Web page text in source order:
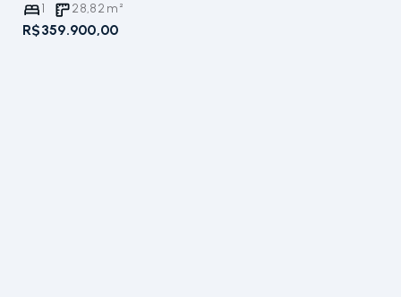
1
28,82 m²
R$359.900,00